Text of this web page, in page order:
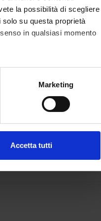
la possibilità di scegliere
su questa proprietà
in qualsiasi momento
metro,Marketing
Accetta tutti